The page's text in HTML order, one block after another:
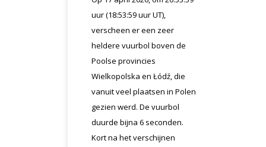
uur (18:53:59 uur UT),
verscheen er een zeer
heldere vuurbol boven de
Poolse provincies
Wielkopolska en Łódź, die
vanuit veel plaatsen in Polen
gezien werd. De vuurbol
duurde bijna 6 seconden.
Kort na het verschijnen